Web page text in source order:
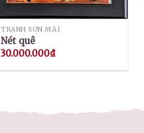
TRANH SƠN MÀI
Nét quê
30.000.000₫